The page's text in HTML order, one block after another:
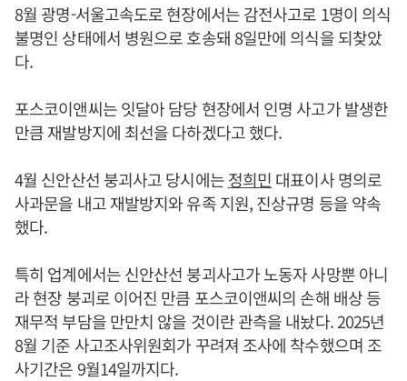
8월 광명-서울고속도로 현장에서는 감전사고로 1명이 의식
불명인 상태에서 병원으로 호송돼 8일만에 의식을 되찾았
다.
포스코이앤씨는 잇달아 담당 현장에서 인명 사고가 발생한
만큼 재발방지에 최선을 다하겠다고 했다.
4월 신안산선 붕괴사고 당시에는정희민 대표이사 명의로
사과문을 내고 재발방지와 유족 지원, 진상규명 등을 약속
했다.
특히 업계에서는 신안산선 붕괴사고가 노동자 사망뿐 아니
라 현장 붕괴로 이어진 만큼 포스코이앤씨의 손해 배상 등
재무적 부담을 만만치 않을 것이란 관측을 내놨다. 2025년
8월 기준 사고조사위원회가 꾸려져 조사에 착수했으며 조
사기간은 9월14일까지다.